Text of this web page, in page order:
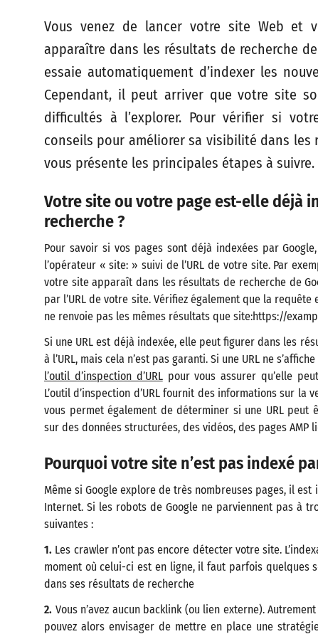
Vous venez de lancer votre site Web et
apparaître dans les résultats de recherche
essaie automatiquement d’indexer les
Cependant, il peut arriver que votre site
difficultés à l’explorer. Pour vérifier si
conseils pour améliorer sa visibilité dans les
vous présente les principales étapes à suivre.
Votre site ou votre page est-elle déjà
recherche ?
Pour savoir si vos pages sont déjà indexées par
l’opérateur « site: » suivi de l’URL de votre site. Par
votre site apparaît dans les résultats de recherche de
par l’URL de votre site. Vérifiez également que la
ne renvoie pas les mêmes résultats que site:https://
Si une URL est déjà indexée, elle peut figurer dans les
à l’URL, mais cela n’est pas garanti. Si une URL ne
l’outil d’inspection d’URLpour vous assurer qu’elle
L’outil d’inspection d’URL fournit des informations sur la
vous permet également de déterminer si une URL peut
sur des données structurées, des vidéos, des pages AMP
Pourquoi votre site n’est pas indexé
Même si Google explore de très nombreuses pages, il
Internet. Si les robots de Google ne parviennent pas à
suivantes :
1. Les crawler n’ont pas encore détecter votre site.
moment où celui-ci est en ligne, il faut parfois quelques
dans ses résultats de recherche
2. Vous n’avez aucun backlink (ou lien externe).
pouvez alors envisager de mettre en place une